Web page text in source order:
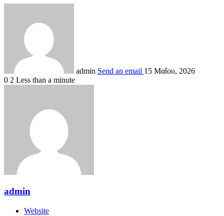
admin Send an email 15 Μαΐου, 2026
0 2 Less than a minute
admin
Website